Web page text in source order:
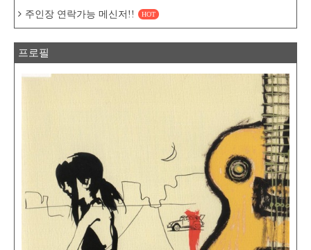
주인장 연락가능 메신저!! HOT
프로필